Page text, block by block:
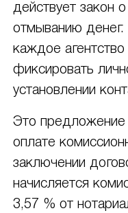
действует закон
отмыванию денег.
каждое
фиксировать
установлении
Это предложение
оплате
заключении
начисляется
3,57 % от